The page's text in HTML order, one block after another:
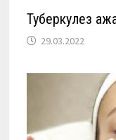
Туберкулез
29.03.2022